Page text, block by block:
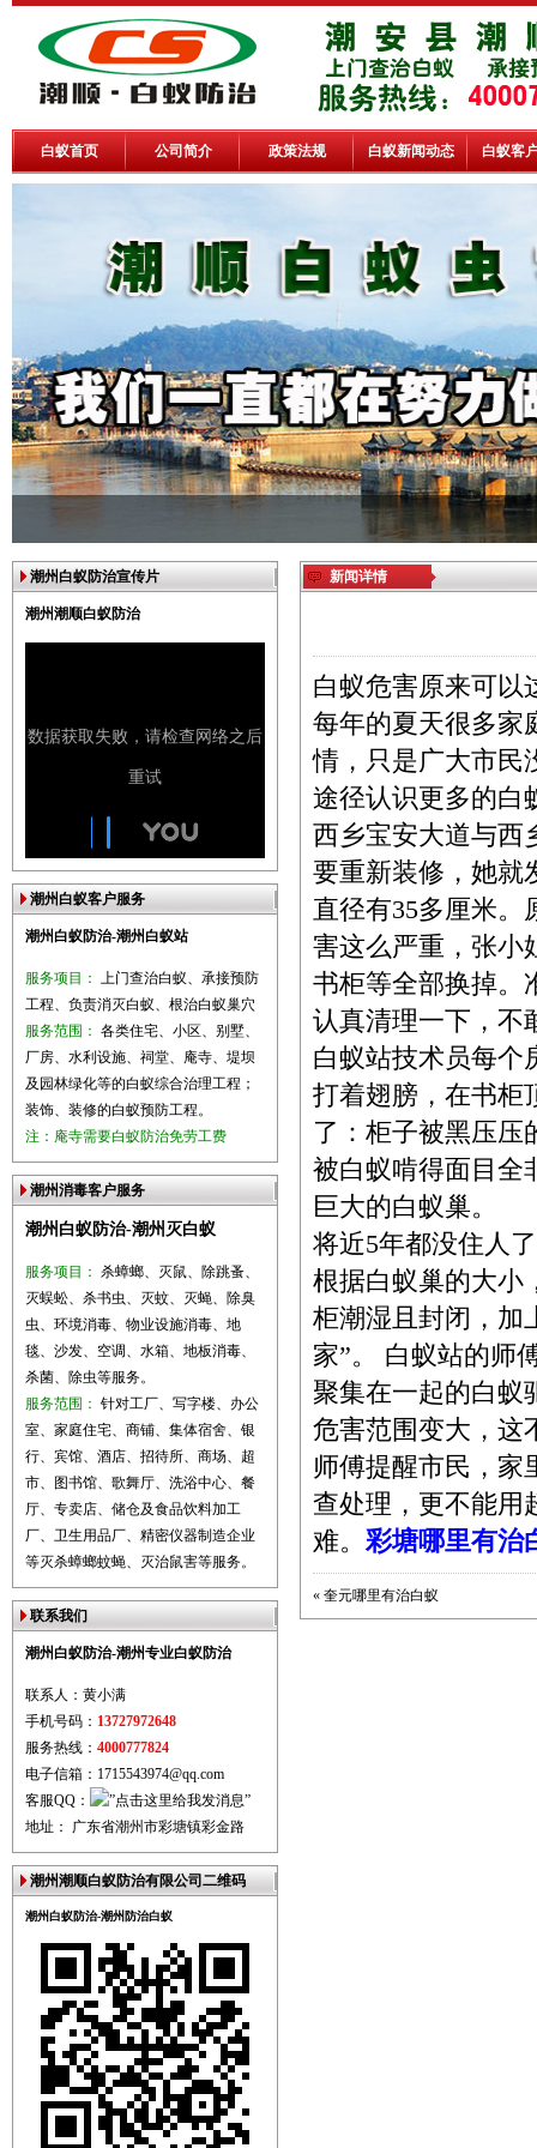
白蚁首页 公司简介 政策法规 白蚁新闻动态 白蚁客
潮州白蚁防治宣传片
潮州潮顺白蚁防治
潮州白蚁客户服务
潮州白蚁防治-潮州白蚁站
服务项目： 上门查治白蚁、承接预防
工程、负责消灭白蚁、根治白蚁巢穴
服务范围： 各类住宅、小区、别墅、
厂房、水利设施、祠堂、庵寺、堤坝
及园林绿化等的白蚁综合治理工程；
装饰、装修的白蚁预防工程。
注：庵寺需要白蚁防治免劳工费
潮州消毒客户服务
潮州白蚁防治-潮州灭白蚁
服务项目： 杀蟑螂、灭鼠、除跳蚤、
灭蜈蚣、杀书虫、灭蚊、灭蝇、除臭
虫、环境消毒、物业设施消毒、地
毯、沙发、空调、水箱、地板消毒、
杀菌、除虫等服务。
服务范围： 针对工厂、写字楼、办公
室、家庭住宅、商铺、集体宿舍、银
行、宾馆、酒店、招待所、商场、超
市、图书馆、歌舞厅、洗浴中心、餐
厅、专卖店、储仓及食品饮料加工
厂、卫生用品厂、精密仪器制造企业
等灭杀蟑螂蚊蝇、灭治鼠害等服务。
联系我们
潮州白蚁防治-潮州专业白蚁防治
联系人：黄小满
手机号码： 13727972648
服务热线： 4000777824
电子信箱：1715543974@qq.com
客服QQ：
地址： 广东省潮州市彩塘镇彩金路
潮州潮顺白蚁防治有限公司二维码
潮州白蚁防治-潮州防治白蚁
新闻详情
白蚁危害原来可以
每年的夏天很多家
情，只是广大市民
途径认识更多的白
西乡宝安大道与西
要重新装修，她就
直径有35多厘米。
害这么严重，张小
书柜等全部换掉。
认真清理一下，不
白蚁站技术员每个
打着翅膀，在书柜
了：柜子被黑压压
被白蚁啃得面目全
巨大的白蚁
将近5年都没住人
根据白蚁巢的大小
柜潮湿且封闭，加
家”。 白蚁站的师
聚集在一起的白蚁
危害范围变大，这
师傅提醒市民，家
查处理，更不能用
难。 彩塘哪里有治
« 奎元哪里有治白蚁